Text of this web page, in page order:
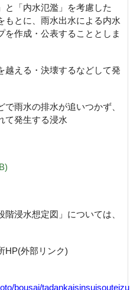
と「内水氾濫」を考慮した
もとに、雨水出水による内水
を作成・公表することとしま
越える・決壊するなどして発
雨水の排水が追いつかず、
て発生する浸水
浸水想定図」については、
HP(外部リンク)
bousai/